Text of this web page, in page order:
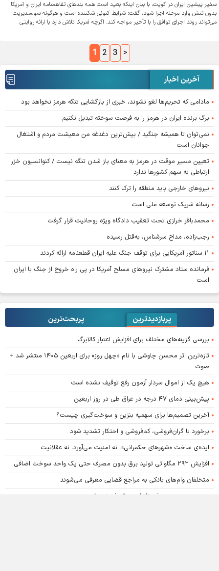
سفیر پیشین ایران در کویت، با بیان اینکه بعید است همه بندهای تفاهمنامه ایران و آمریکا
بدون تنش وارد مرحله اجرا شود، گفت: شرایط کنونی شکننده است و هرگونه سوءمدیریت
می‌تواند روند اجرای توافق را با تأخیر مواجه کند. اگرچه آمریکا تلاش دارد با ارائه روایتی
1 2 3 >
آخرین اخبار
مادامی که تحریم‌ها لغو نشوند، خبری از بازگشایی تنگه هرمز نخواهد بود
برگ برنده ایران در هرمز را به فرصت سوخته تبدیل نکنیم
نمی‌توان تا همیشه جنگید / بیش‌ترین دغدغه من معیشت مردم و اشتغال
جوانان است
تعیین مسیر موقت در هرمز به معنای باز شدن تنگه نیست / کنوانسیون خزر
ارتباطی به سهم کشورها ندارد
نیروهای خارجی باید منطقه را ترک کنند
رسانه شریک توسعه ملی است
محمدباقر خرازی تحت تعقیب دادگاه ویژه روحانیت قرار گرفت
رجب‌زاده، مداح سرشناس، به‌قتل رسیده
۱۱ سناتور آمریکایی برای توقف جنگ علیه ایران قطعنامه ارائه کردند
فرمانده ستاد مشترک نیروهای مسلح آمریکا در پی راه خروج از جنگ با ایران
است
پربازدیدترین پربحث‌ترین‌
بررسی گزینه‌های مختلف برای افزایش اعتبار کالابرگ
تازه‌ترین اثر محسن چاوشی با نام «چهل روز» برای اربعین ۱۴۰۵ منتشر شد +
صوت
هیچ یک از اموال سردار آزمون رفع توقیف نشده است
پیش‌بینی دمای ۴۷ درجه در عراق طی در روز اربعین
آخرین تصمیم‌ها برای سهمیه بنزین و سوخت‌گیری چیست؟
برخورد با گران‌فروشی، کم‌فروشی و احتکار تشدید شود
ایده‌ی ساخت «شهرهای حکمرانی»، نه امنیت می‌آورد، نه عقلانیت
افزایش ۲۹۲ مگاواتی تولید برق بدون مصرف حتی یک واحد سوخت اضافی
متخلفان وام‌های بانکی به مراجع قضایی معرفی می‌شوند
بدون مدیریت مصرف، ناترازی برق رفع نمی‌شود